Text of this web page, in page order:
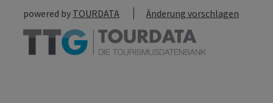
powered by TOURDATA Änderung vorschlagen